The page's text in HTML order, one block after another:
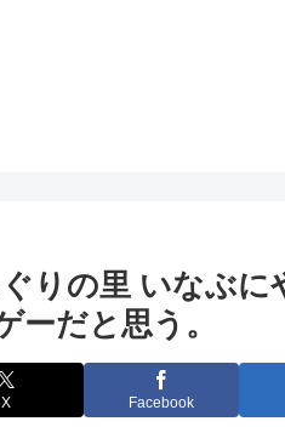
りの里 いなぶ
ーだと思う。
X Facebook